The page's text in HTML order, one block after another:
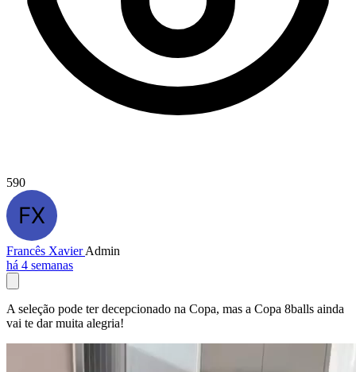
590
Francês XavierAdmin
há 4 semanas
A seleção pode ter decepcionado na Copa, mas a Copa 8balls ainda
vai te dar muita alegria!